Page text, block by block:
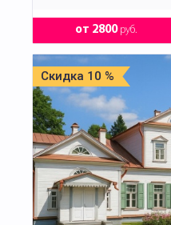
от 2800руб.
Скидка 10 %